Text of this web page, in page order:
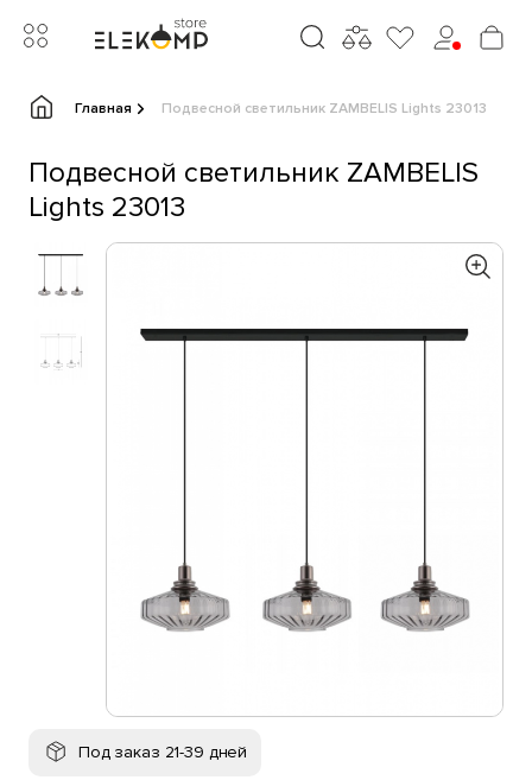
Главная Подвесной светильник ZAMBELIS Lights 23013
Подвесной светильник ZAMBELIS
Lights 23013
Под заказ 21-39 дней